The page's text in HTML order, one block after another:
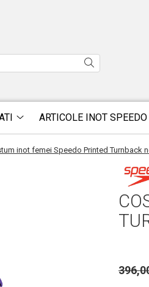
ARTICOLE INOT SPEEDO
inot femei Speedo Printed Turnback